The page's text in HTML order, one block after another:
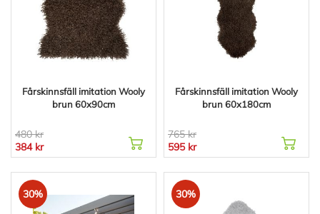
Fårskinnsfäll imitation Wooly
brun 60x90cm
480 kr
384 kr
Fårskinnsfäll imitation Wooly
brun 60x180cm
765 kr
595 kr
30% 30%